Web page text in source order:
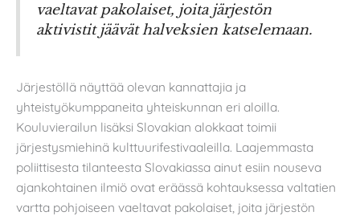
vaeltavat pakolaiset, joita järjestön
aktivistit jäävät halveksien katselemaan.
Järjestöllä näyttää olevan kannattajia ja
yhteistyökumppaneita yhteiskunnan eri aloilla.
Kouluvierailun lisäksi Slovakian alokkaat toimii
järjestysmiehinä kulttuurifestivaaleilla. Laajemmasta
poliittisesta tilanteesta Slovakiassa ainut esiin nouseva
ajankohtainen ilmiö ovat eräässä kohtauksessa valtatien
vartta pohjoiseen vaeltavat pakolaiset, joita järjestön